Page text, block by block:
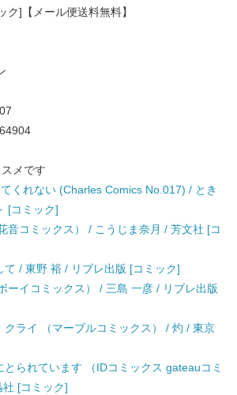
ク]【メール便送料無料】
メです
くれない (Charles Comics No.017) / とき
[コミック]
音コミックス） / こうじま奈月 / 芳文社 [コ
て / 東野 裕 / リブレ出版 [コミック]
ーイコミックス） / 三島 一彦 / リブレ出版
クライ （マーブルコミックス） / 灼 / 東京
られています （IDコミックス gateauコミ
[コミック]